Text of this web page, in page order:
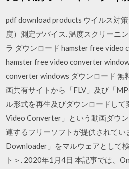
pdf download products ウイルス対
度）測定デバイス. 温度スクリーニ
ラ ダウンロード hamster free video
hamster free video converter
converter windows ダウンロード 無
画共有サイトから「FLV」及び「
ル形式を再生及びダウンロードして
Video Converter」という動画ダウ
連するフリーソフトが提供されてい
Downloader」をマルウェアとして
ト＞. 2020年1月4日 本記事では、